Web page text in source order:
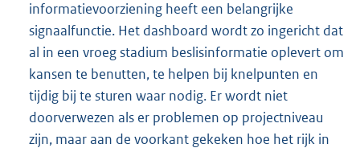
informatievoorziening heeft een belangrijke
signaalfunctie. Het dashboard wordt zo ingericht dat
al in een vroeg stadium beslisinformatie oplevert om
kansen te benutten, te helpen bij knelpunten en
tijdig bij te sturen waar nodig. Er wordt niet
doorverwezen als er problemen op projectniveau
zijn, maar aan de voorkant gekeken hoe het rijk in